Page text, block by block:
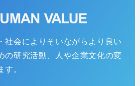
社会によりそいながらより良い
の研究活動、人や企業文化の変
す。